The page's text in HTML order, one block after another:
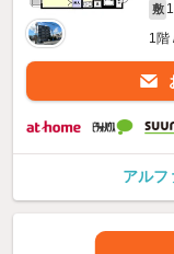
敷
1階
アルフ